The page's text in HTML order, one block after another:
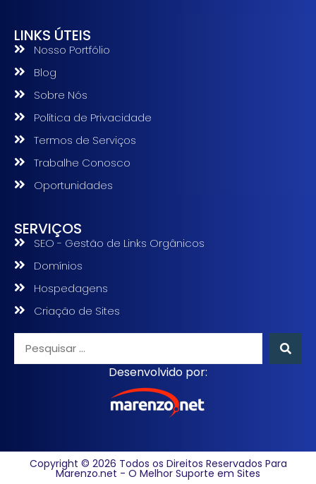
LINKS ÚTEIS
Nosso Portfólio
Blog
Sobre Nós
Política de Privacidade
Termos de Serviços
Trabalhe Conosco
Oportunidades
SERVIÇOS
SEO - Gestão de Links Orgânicos
Domínios
Hospedagens
Criação de Sites
Desenvolvido por:
Copyright © 2026 Todos os Direitos Reservados Para
Marenzo.net - O Melhor Suporte em Sites